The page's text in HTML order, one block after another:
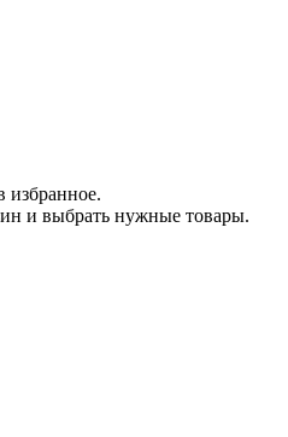
избранное.
и выбрать нужные товары.